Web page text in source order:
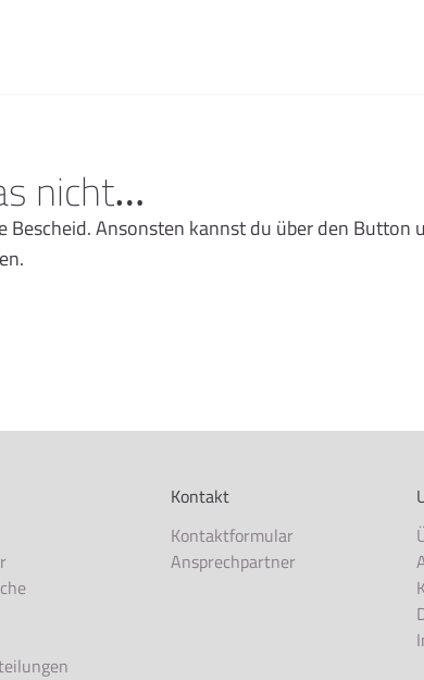
nicht…
Ansonsten kannst du über den Button
Kontakt
Kontaktformular
Ansprechpartner